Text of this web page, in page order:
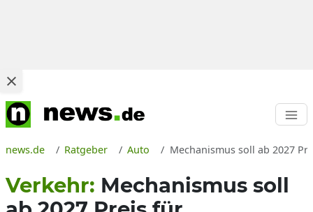
news.de Ratgeber Auto Mechanismus soll ab 2027
Verkehr: Mechanismus soll